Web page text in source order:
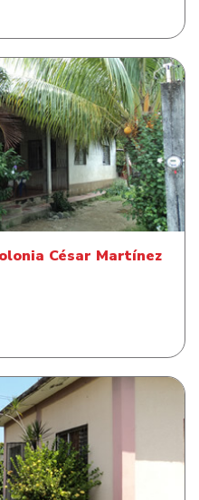
César Martínez
César Martínez
Los Castaños